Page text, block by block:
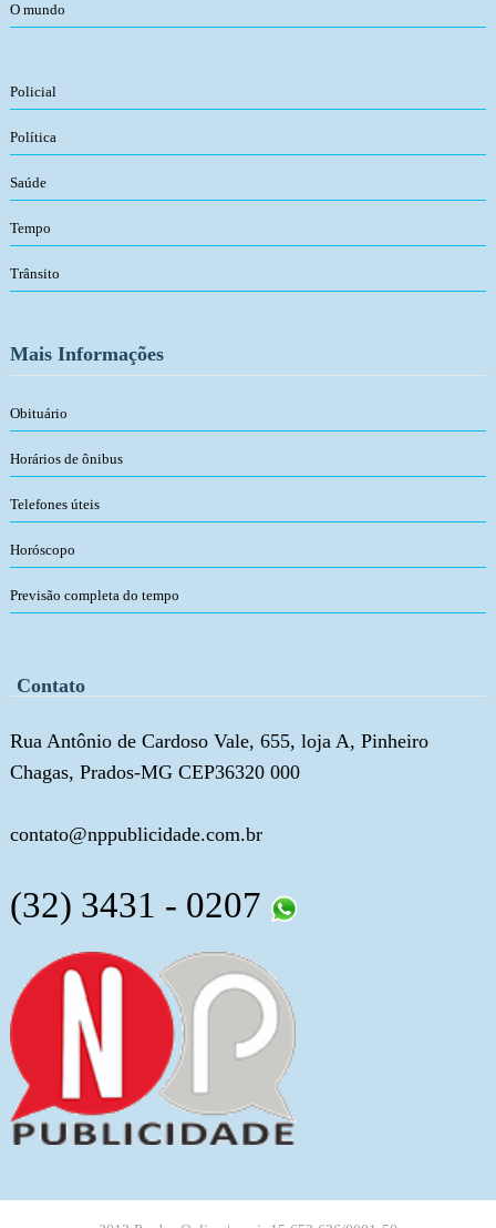
O mundo
Policial
Política
Saúde
Tempo
Trânsito
Mais Informações
Obituário
Horários de ônibus
Telefones úteis
Horóscopo
Previsão completa do tempo
Contato
Rua Antônio de Cardoso Vale, 655, loja A, Pinheiro
Chagas, Prados-MG CEP36320 000
contato@nppublicidade.com.br
(32) 3431 - 0207